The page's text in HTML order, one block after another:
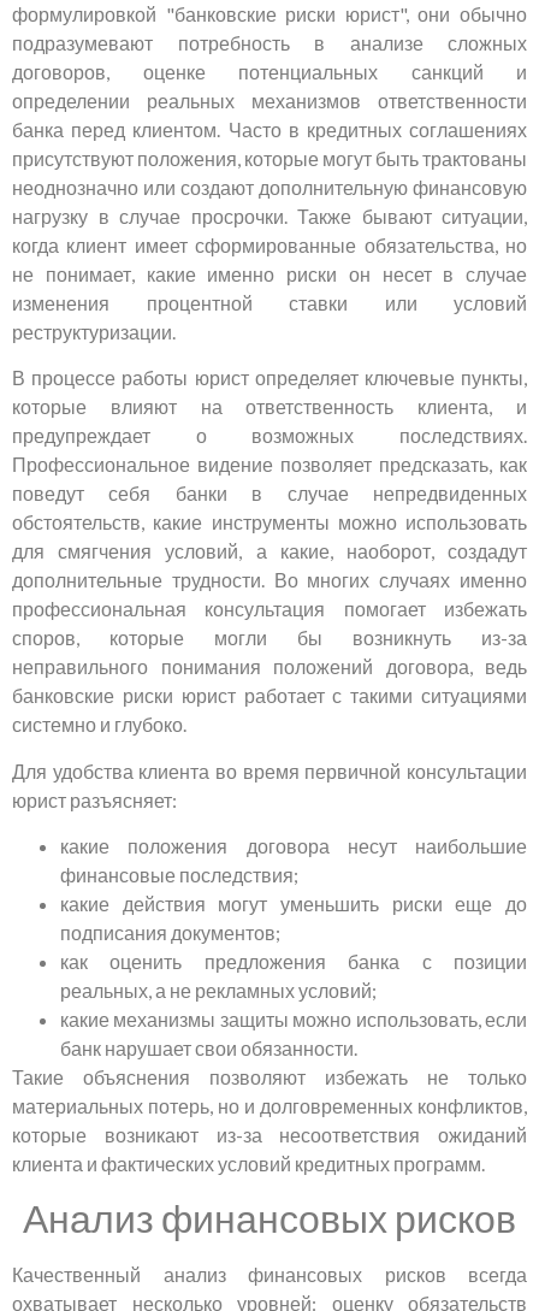
формулировкой "банковские риски юрист", они обычно
подразумевают потребность в анализе сложных
договоров, оценке потенциальных санкций и
определении реальных механизмов ответственности
банка перед клиентом. Часто в кредитных соглашениях
присутствуют положения, которые могут быть трактованы
неоднозначно или создают дополнительную финансовую
нагрузку в случае просрочки. Также бывают ситуации,
когда клиент имеет сформированные обязательства, но
не понимает, какие именно риски он несет в случае
изменения процентной ставки или условий
реструктуризации.
В процессе работы юрист определяет ключевые пункты,
которые влияют на ответственность клиента, и
предупреждает о возможных последствиях.
Профессиональное видение позволяет предсказать, как
поведут себя банки в случае непредвиденных
обстоятельств, какие инструменты можно использовать
для смягчения условий, а какие, наоборот, создадут
дополнительные трудности. Во многих случаях именно
профессиональная консультация помогает избежать
споров, которые могли бы возникнуть из-за
неправильного понимания положений договора, ведь
банковские риски юрист работает с такими ситуациями
системно и глубоко.
Для удобства клиента во время первичной консультации
юрист разъясняет:
какие положения договора несут наибольшие
финансовые последствия;
какие действия могут уменьшить риски еще до
подписания документов;
как оценить предложения банка с позиции
реальных, а не рекламных условий;
какие механизмы защиты можно использовать, если
банк нарушает свои обязанности.
Такие объяснения позволяют избежать не только
материальных потерь, но и долговременных конфликтов,
которые возникают из-за несоответствия ожиданий
клиента и фактических условий кредитных программ.
Анализ финансовых рисков
Качественный анализ финансовых рисков всегда
охватывает несколько уровней: оценку обязательств